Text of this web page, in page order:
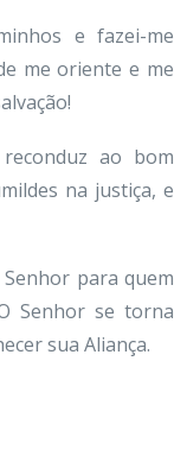
e fazei-me
me oriente e me
ao bom
na justiça, e
para quem
Senhor se torna
sua Aliança.